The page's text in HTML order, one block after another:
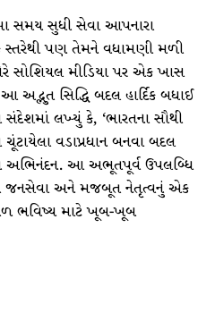
સમય સુધી સેવા આપનારા
સ્તરેથી પણ તેમને વધામણી મળી
સોશિયલ મીડિયા પર એક ખાસ
અદ્ભુત સિદ્ધિ બદલ હાર્દિક બધાઈ
સંદેશમાં લખ્યું કે, ‘ભારતના સૌથી
વડાપ્રધાન બનવા બદલ
અભિનંદન. આ અભૂતપૂર્વ ઉપલબ્ધિ
જનસેવા અને મજબૂત નેતૃત્વનું એક
ભવિષ્ય માટે ખૂબ-ખૂબ